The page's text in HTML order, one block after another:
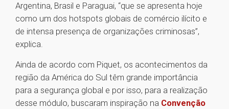
Argentina, Brasil e Paraguai, “que se apresenta hoje
como um dos hotspots globais de comércio ilícito e
de intensa presença de organizações criminosas”,
explica.
Ainda de acordo com Piquet, os acontecimentos da
região da América do Sul têm grande importância
para a segurança global e por isso, para a realização
desse módulo, buscaram inspiração na Convenção